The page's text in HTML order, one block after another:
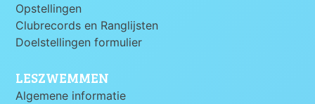
Opstellingen
Clubrecords en Ranglijsten
Doelstellingen formulier
LESZWEMMEN
Algemene informatie